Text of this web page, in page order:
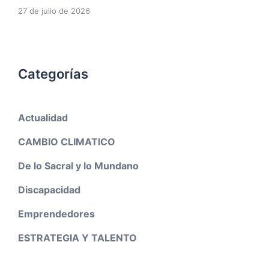
27 de julio de 2026
Categorías
Actualidad
CAMBIO CLIMATICO
De lo Sacral y lo Mundano
Discapacidad
Emprendedores
ESTRATEGIA Y TALENTO